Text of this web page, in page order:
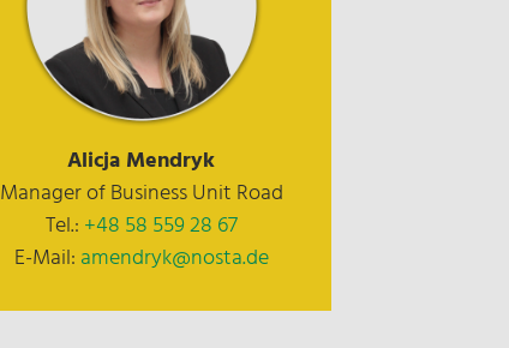
Alicja Mendryk
Manager of Business Unit Road
Tel.: +48 58 559 28 67
E-Mail: amendryk@nosta.de